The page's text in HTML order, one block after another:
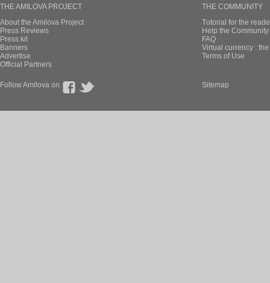
THE AMILOVA PROJECT
About the Amilova Project
Press Reviews
Press kit
Banners
Advertise
Official Partners
THE COMMUNITY
Tutorial for the
Help the
FAQ
Virtual currency :
Terms of Use
Follow Amilova on Sitemap